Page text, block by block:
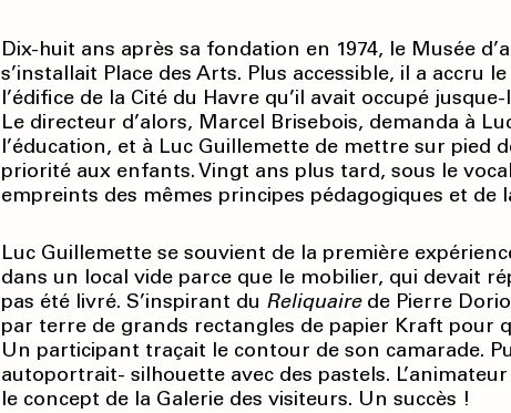
Dix-huit ans après sa fondation en 1974, le Musée
s’installait Place des Arts. Plus accessible, il a accru
l’édifice de la Cité du Havre qu’il avait occupé
Le directeur d’alors, Marcel Brisebois, demanda à
l’éducation, et à Luc Guillemette de mettre sur pied
priorité aux enfants. Vingt ans plus tard, sous le
empreints des mêmes principes pédagogiques et de
Luc Guillemette se souvient de la première
dans un local vide parce que le mobilier, qui devait
pas été livré. S’inspirant du Reliquairede Pierre
par terre de grands rectangles de papier Kraft pour
Un participant traçait le contour de son camarade.
autoportrait- silhouette avec des pastels.
le concept de la Galerie des visiteurs. Un succès !